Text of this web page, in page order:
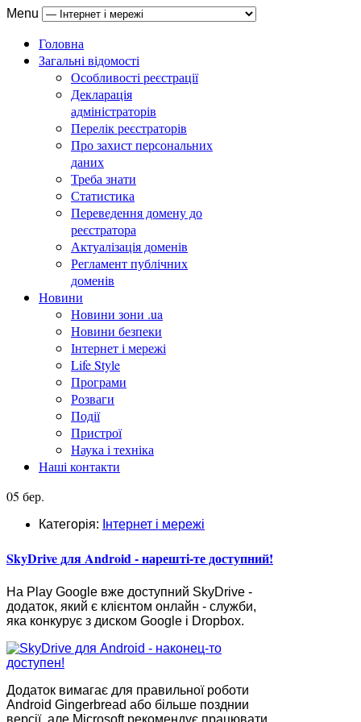
Menu
Головна
Загальні відомості
Особливості реєстрації
Декларація
адміністраторів
Перелік реєстраторів
Про захист персональних
даних
Треба знати
Статистика
Переведення домену до
реєстратора
Актуалізація доменів
Регламент публічних
доменів
Новини
Новини зони .ua
Новини безпеки
Інтернет і мережі
Life Style
Програми
Розваги
Події
Пристрої
Наука і техніка
Наші контакти
05 бер.
Категорія: Інтернет і мережі
SkyDrive для Android - нарешті-те доступний!
На Play Google вже доступний SkyDrive -
додаток, який є клієнтом онлайн - служби,
яка конкурує з диском Google і Dropbox.
Додаток вимагає для правильної роботи
Android Gingerbread або більше позднии
версії, але Microsoft рекомендує працювати